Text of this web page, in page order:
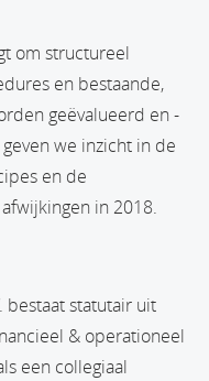
om structureel
en bestaande,
geëvalueerd en -
we inzicht in de
en de
in 2018.
bestaat statutair uit
& operationeel
een collegiaal